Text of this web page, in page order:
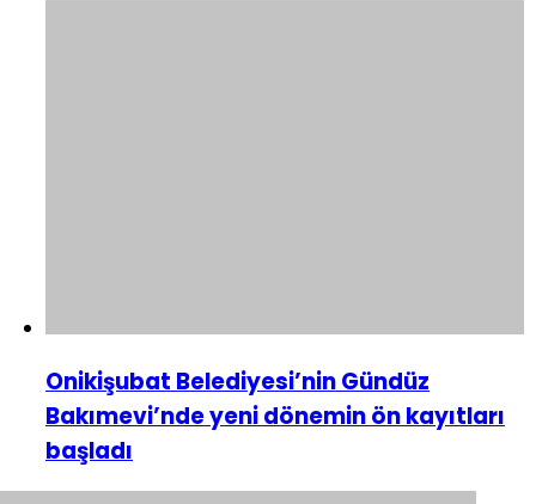
Onikişubat Belediyesi’nin Gündüz
Bakımevi’nde yeni dönemin ön kayıtları
başladı